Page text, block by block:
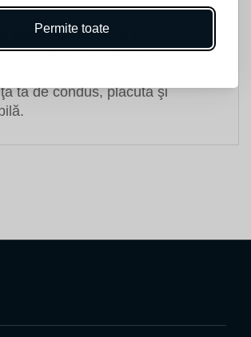
Permite toate
tău Kia, mereu la zi
tău, te vom contacta în cazul
ta de condus, plăcută şi